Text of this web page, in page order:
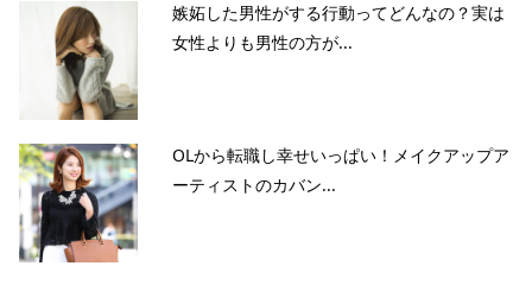
嫉妬した男性がする行動ってどんなの？実は
女性よりも男性の方が...
OLから転職し幸せいっぱい！メイクアップア
ーティストのカバン...